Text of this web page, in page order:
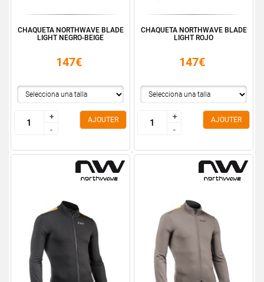
CHAQUETA NORTHWAVE BLADE
LIGHT NEGRO-BEIGE
147€
+
-
+
-
AJOUTER
CHAQUETA NORTHWAVE BLADE
LIGHT ROJO
147€
+
-
+
-
AJOUTER